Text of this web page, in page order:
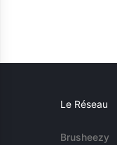
Le Réseau
Brusheezy